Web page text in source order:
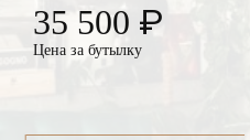
35 500 ₽
Цена за бутылку